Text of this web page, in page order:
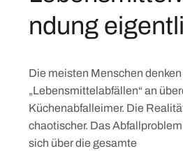
ndung
Die meisten Menschen denken
„Lebensmittelabfällen“ an
Küchenabfalleimer. Die
chaotischer. Das
sich über die gesamte